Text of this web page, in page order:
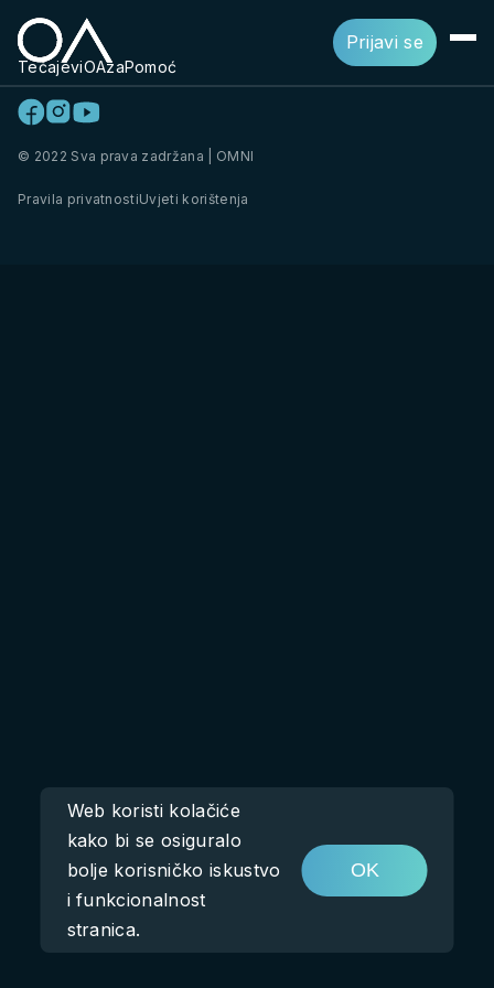
Prijavi se
Web koristi kolačiće
kako bi se osiguralo
bolje korisničko iskustvo
i funkcionalnost
stranica.
OK
TečajeviOAzaPomoć
© 2022 Sva prava zadržana | OMNI
Pravila privatnostiUvjeti korištenja